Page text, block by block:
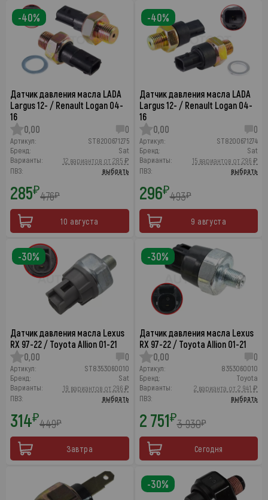
Датчик давления масла LADA
Largus 12- / Renault Logan 04-
16
0,00
0
Артикул:
ST8200671275
Бренд:
Sat
Варианты:
12 вариантов от 285 ₽
ПВЗ:
выбрать
285₽476₽
10 августа
-40%
Датчик давления масла LADA
Largus 12- / Renault Logan 04-
16
0,00
0
Артикул:
ST8200671274
Бренд:
Sat
Варианты:
15 вариантов от 296 ₽
ПВЗ:
выбрать
296₽493₽
9 августа
-40%
Датчик давления масла Lexus
RX 97-22 / Toyota Allion 01-21
0,00
0
Артикул:
ST8353060010
Бренд:
Sat
Варианты:
19 вариантов от 296 ₽
ПВЗ:
выбрать
314₽449₽
Завтра
-30%
Датчик давления масла Lexus
RX 97-22 / Toyota Allion 01-21
0,00
0
Артикул:
8353060010
Бренд:
Toyota
Варианты:
2 варианта от 2 941 ₽
ПВЗ:
выбрать
2 751₽3 930₽
Сегодня
-30%
-30%